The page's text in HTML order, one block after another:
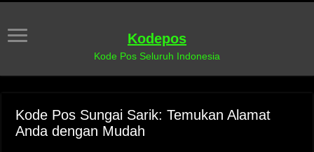
Kodepos
Kode Pos Seluruh Indonesia
Kode Pos Sungai Sarik: Temukan Alamat
Anda dengan Mudah